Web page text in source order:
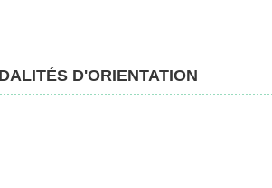
D'ORIENTATION